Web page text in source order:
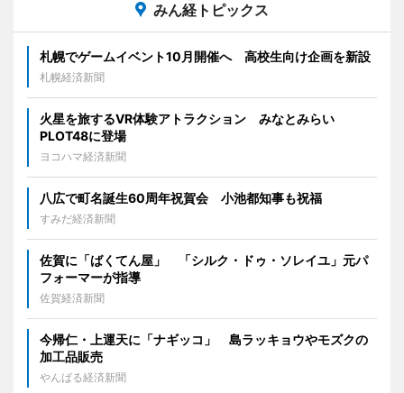
みん経トピックス
札幌でゲームイベント10月開催へ 高校生向け企画を新設
札幌経済新聞
火星を旅するVR体験アトラクション みなとみらい
PLOT48に登場
ヨコハマ経済新聞
八広で町名誕生60周年祝賀会 小池都知事も祝福
すみだ経済新聞
佐賀に「ばくてん屋」 「シルク・ドゥ・ソレイユ」元パ
フォーマーが指導
佐賀経済新聞
今帰仁・上運天に「ナギッコ」 島ラッキョウやモズクの
加工品販売
やんばる経済新聞